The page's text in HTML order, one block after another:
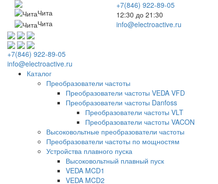
Чита
Чита
+7(846) 922-89-05
12:30 до 21:30
info@electroactive.ru
+7(846) 922-89-05
info@electroactive.ru
Каталог
Преобразователи частоты
Преобразователи частоты VEDA VFD
Преобразователи частоты Danfoss
Преобразователи частоты VLT
Преобразователи частоты VACON
Высоковольтные преобразователи частоты
Преобразователи частоты по мощностям
Устройства плавного пуска
Высоковольтный плавный пуск
VEDA MCD1
VEDA MCD2